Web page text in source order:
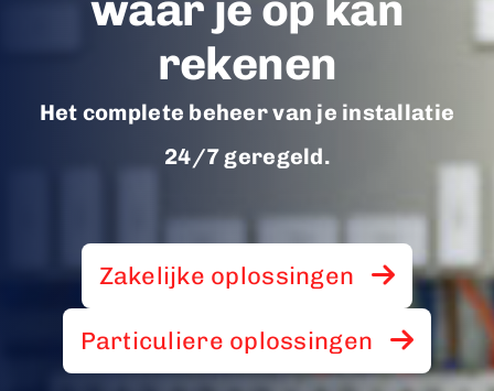
rekenen
Het complete beheer van je installatie
24/7 geregeld.
Zakelijke oplossingen
Particuliere oplossingen